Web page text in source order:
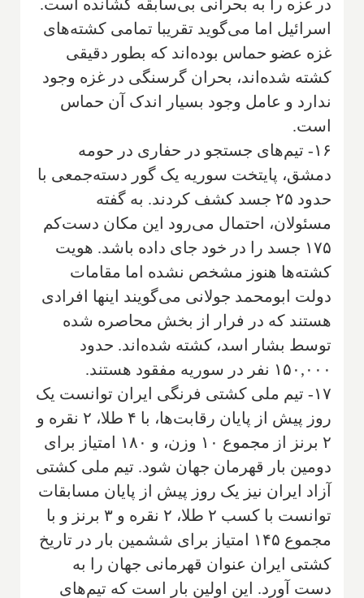
در غزه را به بحرانی بی‌سابقه کشانده است.
اسرائیل اما می‌گوید تقریبا تمامی کشته‌های
غزه عضو حماس بوده‌اند که بطور دقیقی
کشته شده‌اند، بحران گرسنگی در غزه وجود
ندارد و عامل وجود بسیار اندک آن حماس
است.
۱۶- تیم‌های جستجو در حفاری در حومه
دمشق، پایتخت سوریه یک گور دسته‌جمعی با
حدود ۲۵ جسد کشف کردند. به گفته
مسئولان، احتمال می‌رود این مکان دست‌کم
۱۷۵ جسد را در خود جای داده باشد. هویت
کشته‌ها هنوز مشخص نشده اما مقامات
دولت ابومحمد جولانی می‌گویند اینها افرادی
هستند که در فرار از بخش محاصره شده
توسط بشار اسد، کشته شده‌اند. حدود
۱۵۰,۰۰۰ نفر در سوریه مفقود هستند.
۱۷- تیم ملی کشتی فرنگی ایران توانست یک
روز پیش از پایان رقابت‌ها، با ۴ طلا، ۲ نقره و
۲ برنز از مجموع ۱۰ وزن، و ۱۸۰ امتیاز برای
دومین بار قهرمان جهان شود. تیم ملی کشتی
آزاد ایران نیز یک روز پیش از پایان مسابقات
توانست با کسب ۲ طلا، ۲ نقره و ۳ برنز و با
مجموع ۱۴۵ امتیاز برای ششمین بار در تاریخ
کشتی ایران عنوان قهرمانی جهان را به
دست آورد. این اولین بار است که تیم‌های